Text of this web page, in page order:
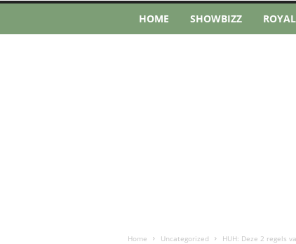
HOME SHOWBIZZ
Home Uncategorized HUH: Deze 2 regels